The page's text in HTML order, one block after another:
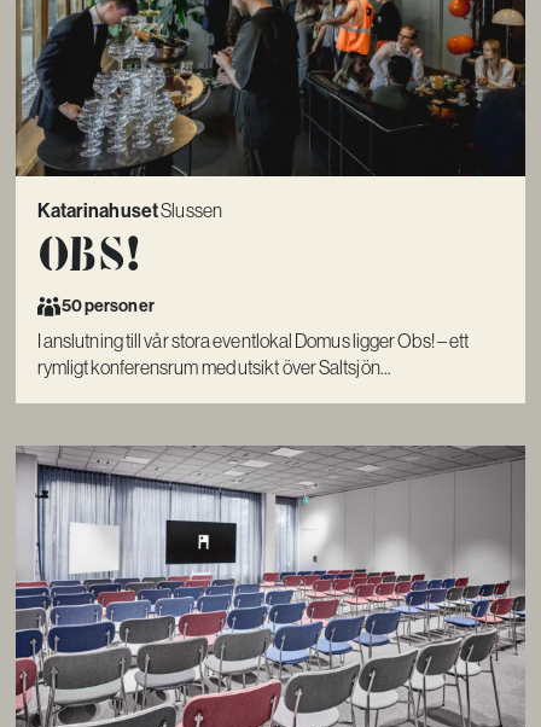
KatarinahusetSlussen
Obs!
50 personer
I anslutning till vår stora eventlokal Domus ligger Obs! – ett
rymligt konferensrum med utsikt över Saltsjön...